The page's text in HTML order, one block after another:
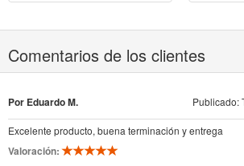
Comentarios de los clientes
Por Eduardo M. Publicado:
Excelente producto, buena terminación y entrega
Valoración: